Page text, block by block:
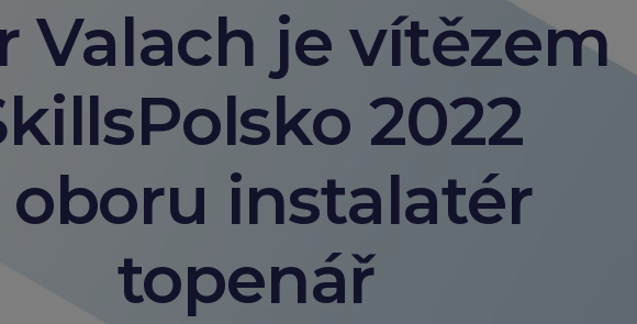
Valach je vítězem
2022
oboru instalatér
topenář